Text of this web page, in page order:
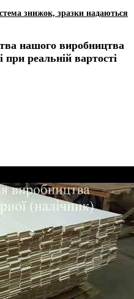
знижок, зразки надаються
нашого виробництва
при реальній вартості